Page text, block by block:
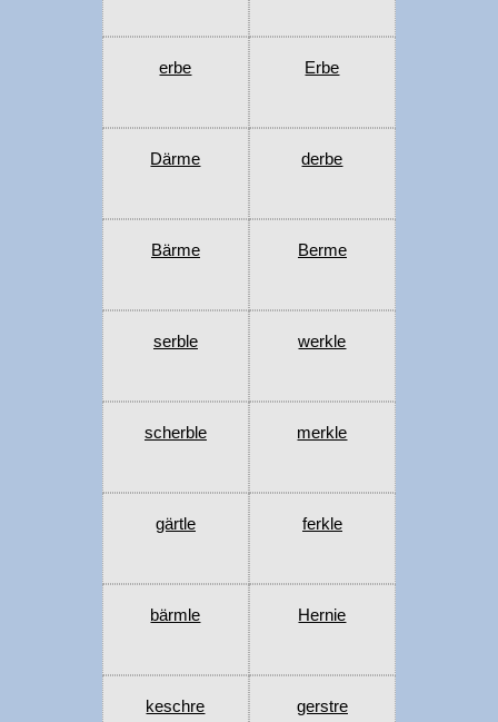
erbe Erbe
Därme derbe
Bärme Berme
serble werkle
scherble merkle
gärtle ferkle
bärmle Hernie
keschre gerstre